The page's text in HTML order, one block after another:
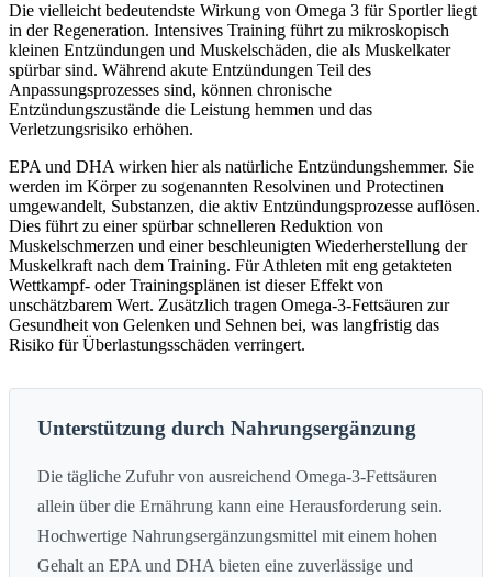
Die vielleicht bedeutendste Wirkung von Omega 3 für Sportler liegt
in der Regeneration. Intensives Training führt zu mikroskopisch
kleinen Entzündungen und Muskelschäden, die als Muskelkater
spürbar sind. Während akute Entzündungen Teil des
Anpassungsprozesses sind, können chronische
Entzündungszustände die Leistung hemmen und das
Verletzungsrisiko erhöhen.
EPA und DHA wirken hier als natürliche Entzündungshemmer. Sie
werden im Körper zu sogenannten Resolvinen und Protectinen
umgewandelt, Substanzen, die aktiv Entzündungsprozesse auflösen.
Dies führt zu einer spürbar schnelleren Reduktion von
Muskelschmerzen und einer beschleunigten Wiederherstellung der
Muskelkraft nach dem Training. Für Athleten mit eng getakteten
Wettkampf- oder Trainingsplänen ist dieser Effekt von
unschätzbarem Wert. Zusätzlich tragen Omega-3-Fettsäuren zur
Gesundheit von Gelenken und Sehnen bei, was langfristig das
Risiko für Überlastungsschäden verringert.
Unterstützung durch Nahrungsergänzung
Die tägliche Zufuhr von ausreichend Omega-3-Fettsäuren
allein über die Ernährung kann eine Herausforderung sein.
Hochwertige Nahrungsergänzungsmittel mit einem hohen
Gehalt an EPA und DHA bieten eine zuverlässige und